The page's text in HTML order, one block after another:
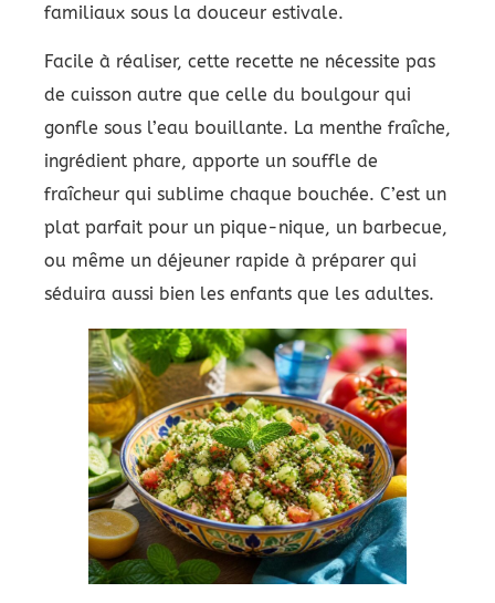
familiaux sous la douceur estivale.
Facile à réaliser, cette recette ne nécessite pas
de cuisson autre que celle du boulgour qui
gonfle sous l’eau bouillante. La menthe fraîche,
ingrédient phare, apporte un souffle de
fraîcheur qui sublime chaque bouchée. C’est un
plat parfait pour un pique-nique, un barbecue,
ou même un déjeuner rapide à préparer qui
séduira aussi bien les enfants que les adultes.